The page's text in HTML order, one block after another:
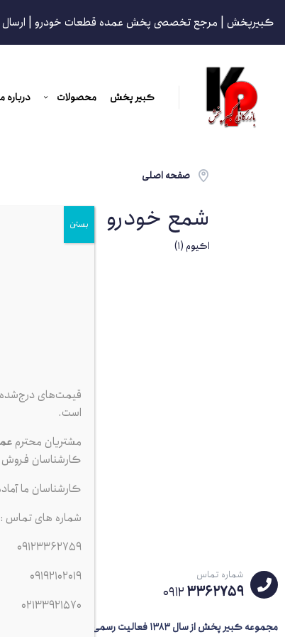
کبیرپخش | مرجع تخصصی پخش عمده قطعات خودرو | ارسال
کبیر پخش محصولات درباره
صفحه اصلی
شمع خودرو
اکیوم (1)
شماره تماس
09123362759
مجموعه کبیر پخش از سال 1383 فعالیت رسمی خود را در حوزه توزیع
قیمت‌های
است.
مشتریان محترم
کارشناسان
کارشناسان ما
شماره های تماس :
09123362759
09192102019
02133921570
بستن